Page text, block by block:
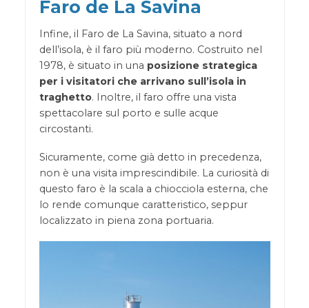
Faro de La Savina
Infine, il Faro de La Savina, situato a nord
dell’isola, è il faro più moderno. Costruito nel
1978, è situato in una posizione strategica
per i visitatori che arrivano sull’isola in
traghetto. Inoltre, il faro offre una vista
spettacolare sul porto e sulle acque
circostanti.
Sicuramente, come già detto in precedenza,
non è una visita imprescindibile. La curiosità di
questo faro è la scala a chiocciola esterna, che
lo rende comunque caratteristico, seppur
localizzato in piena zona portuaria.